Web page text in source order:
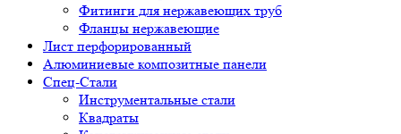
Фитинги для нержавеющих труб
Фланцы нержавеющие
Лист перфорированный
Алюминиевые композитные панели
Спец-Стали
Инструментальные стали
Квадраты